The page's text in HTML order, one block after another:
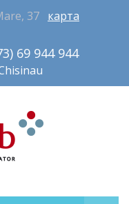
37 карта
69 944 944